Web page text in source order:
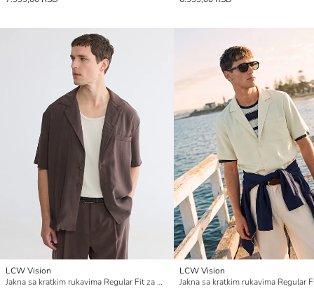
LCW Vision
Jakna sa kratkim rukavima Regular Fit za muškarce
LCW Vision